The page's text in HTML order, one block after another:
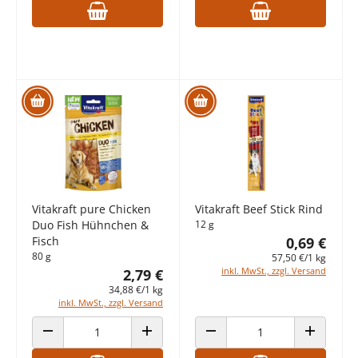
Vitakraft pure Chicken
Duo Fish Hühnchen &
Fisch
80 g
2,79 €
34,88 €/1 kg
inkl. MwSt., zzgl. Versand
ANZAHL VERRINGERN ANZAHL ERHÖHEN
Vitakraft Beef Stick Rind
12 g
0,69 €
57,50 €/1 kg
inkl. MwSt., zzgl. Versand
ANZAHL VERRINGERN ANZAHL